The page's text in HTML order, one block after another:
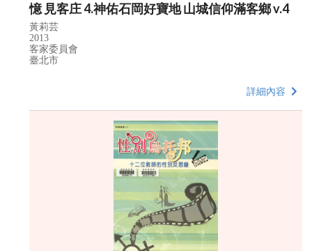
憶 見客庄 4.神佑石岡好寶地 山城信仰滿客鄉 v.4
黃莉芸
2013
客家委員會
臺北市
詳細內容